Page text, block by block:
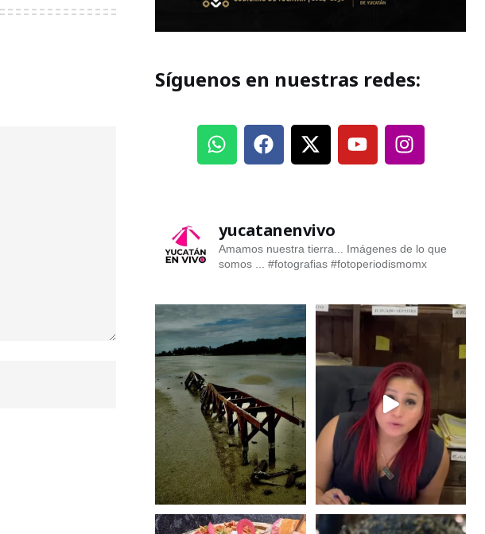
Síguenos en nuestras redes:
yucatanenvivo
Amamos nuestra tierra... Imágenes de lo que
somos ... #fotografias #fotoperiodismomx